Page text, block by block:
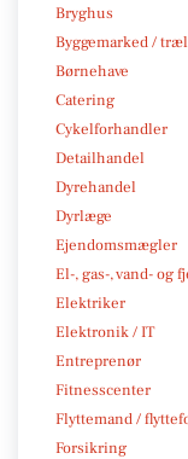
Bryghus
Byggemarked /
Børnehave
Catering
Cykelforhandler
Detailhandel
Dyrehandel
Dyrlæge
Ejendomsmægler
El-, gas-, vand- og
Elektriker
Elektronik / IT
Entreprenør
Fitnesscenter
Flyttemand /
Forsikring